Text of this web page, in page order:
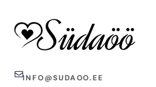
INFO@SUDAOO.EE